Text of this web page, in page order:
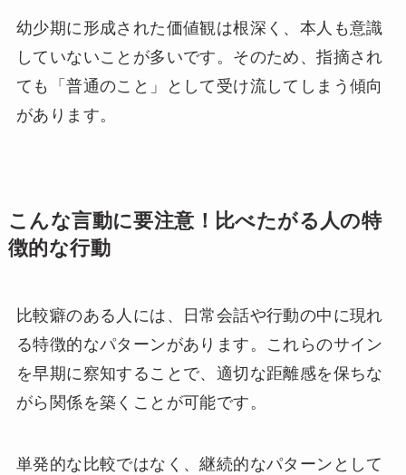
幼少期に形成された価値観は根深く、本人も意識
していないことが多いです。そのため、指摘され
ても「普通のこと」として受け流してしまう傾向
があります。
こんな言動に要注意！比べたがる人の特
徴的な行動
比較癖のある人には、日常会話や行動の中に現れ
る特徴的なパターンがあります。これらのサイン
を早期に察知することで、適切な距離感を保ちな
がら関係を築くことが可能です。
単発的な比較ではなく、継続的なパターンとして